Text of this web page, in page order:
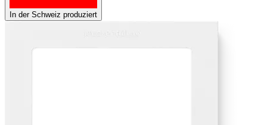
In der Schweiz produziert